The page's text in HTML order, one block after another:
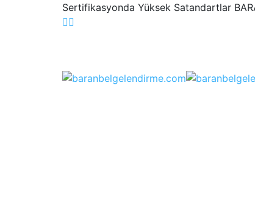
Sertifikasyonda Yüksek Satandartlar